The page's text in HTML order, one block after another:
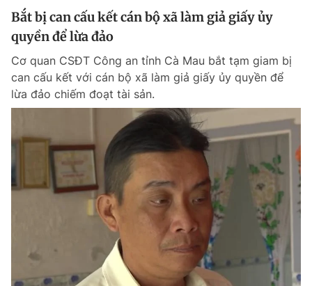
Bắt bị can cấu kết cán bộ xã làm giả giấy ủy
quyền để lừa đảo
Cơ quan CSĐT Công an tỉnh Cà Mau bắt tạm giam bị
can cấu kết với cán bộ xã làm giả giấy ủy quyền để
lừa đảo chiếm đoạt tài sản.